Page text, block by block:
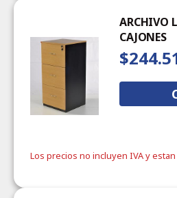
ARCHIVO
CAJONES
Los precios no incluyen IVA y